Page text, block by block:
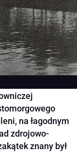
na łagodnym
zdrojowo-
znany był